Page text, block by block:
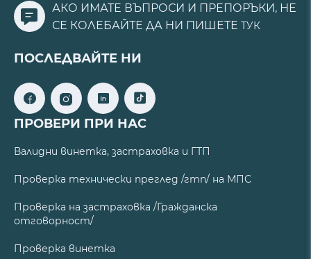
АКО ИМАТЕ ВЪПРОСИ И ПРЕПОРЪКИ, НЕ
СЕ КОЛЕБАЙТЕ ДА НИ ПИШЕТЕ ТУК
ПОСЛЕДВАЙТЕ НИ
ПРОВЕРИ ПРИ НАС
Валидни винетка, застраховка и ГТП
Проверка технически преглед /гтп/ на МПС
Проверка на застраховка /Гражданска
отговорност/
Проверка винетка